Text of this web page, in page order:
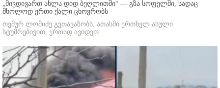
„მივდივართ ახლა დიდ ბეღლითში“ — გზა სოფელში, სადაც
მხოლოდ ერთი ქალი ცხოვრობს
თემურ ლომიძე გვთავაზობს, ათასში ერთხელ ასული
სტუმრებივით, ერთად ავიდეთ